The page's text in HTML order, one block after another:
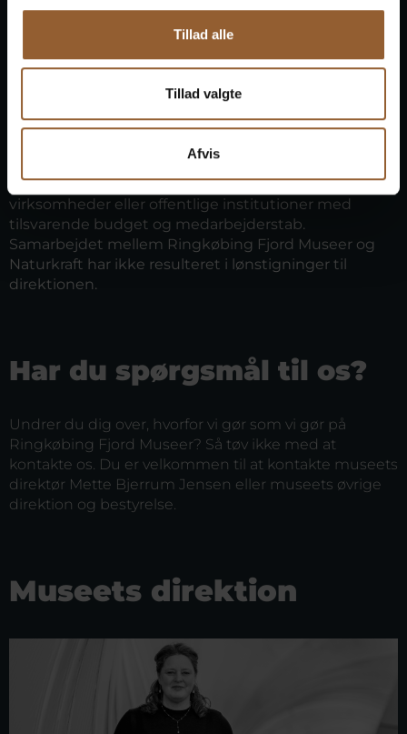
Tillad alle
Tillad valgte
Afvis
jernalderhusene her. Desuden har vi gjort klar til, at vi
kan flytte kontorer og opbevaringsplads sammen på
færre kvadratmeter. Vi kan kun nå en ting ad
gangen, så det tager tid – men vi følger planen og er
på rette vej.
Går alle penge til direktørens løn?
Lønningerne til museets direktør og øvrige direktion
er ikke høje i sammenligning med lønninger i
virksomheder eller offentlige institutioner med
tilsvarende budget og medarbejderstab.
Samarbejdet mellem Ringkøbing Fjord Museer og
Naturkraft har ikke resulteret i lønstigninger til
direktionen.
Har du spørgsmål til os?
Undrer du dig over, hvorfor vi gør som vi gør på
Ringkøbing Fjord Museer? Så tøv ikke med at
kontakte os. Du er velkommen til at kontakte museets
direktør Mette Bjerrum Jensen eller museets øvrige
direktion og bestyrelse.
Museets direktion